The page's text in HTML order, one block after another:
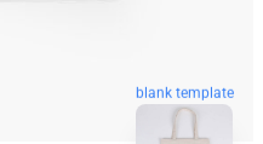
blank template